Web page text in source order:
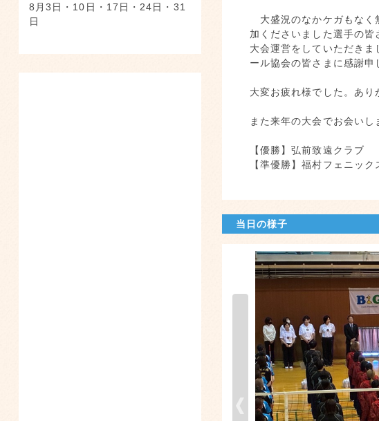
大盛況のなかケガもなく
加くださいました選手の皆
大会運営をしていただき
ール協会の皆さまに感謝申
大変お疲れ様でした。あり
また来年の大会でお会いし
【優勝】弘前致遠クラブ
【準優勝】福村フェニック
当日の様子
8月3日・10日・17日・24日・31
日